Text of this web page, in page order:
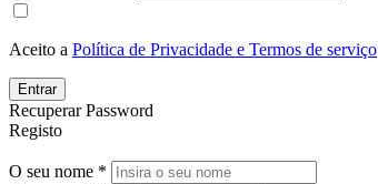
Aceito a Política de Privacidade e Termos de serviço
Entrar
Recuperar Password
Registo
O seu nome *